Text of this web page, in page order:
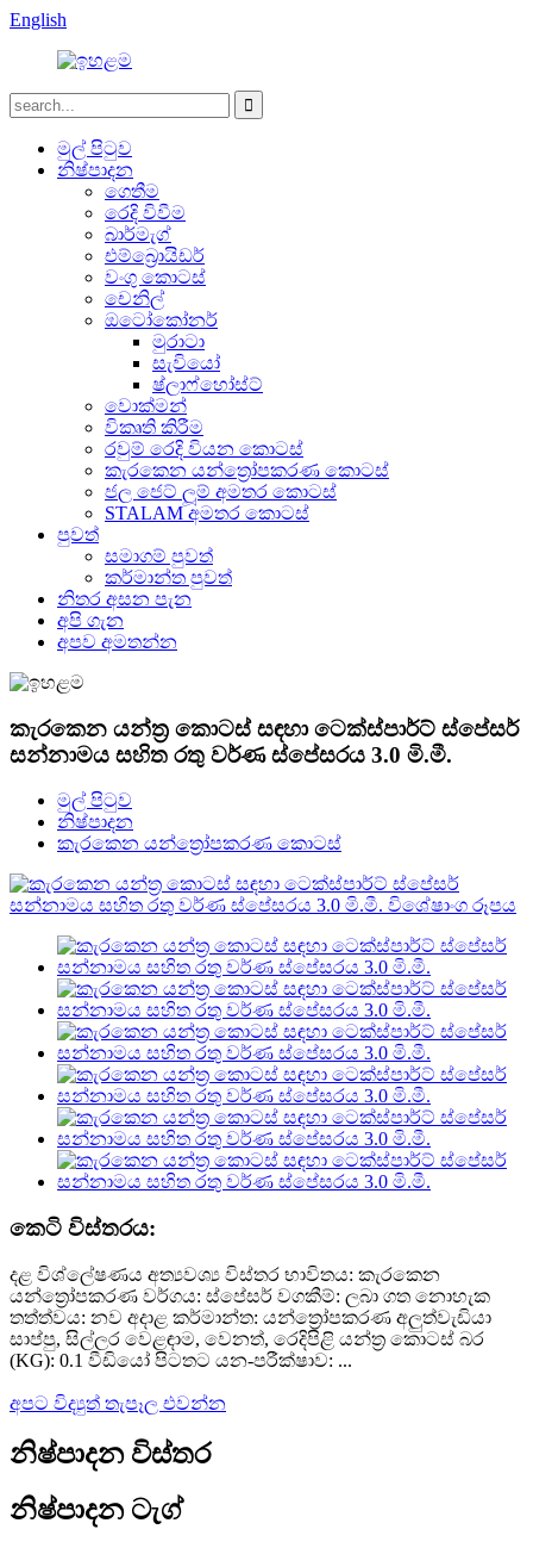
English
මුල් පිටුව
නිෂ්පාදන
ගෙතීම
රෙදි විවීම
බාර්මැග්
එම්බ්‍රොයිඩර්
වංගු කොටස්
චෙනිල්
ඔටෝකෝනර්
මුරාටා
සැවියෝ
ෂ්ලාෆ්හෝස්ට්
වොක්මන්
විකෘති කිරීම
රවුම් රෙදි වියන කොටස්
කැරකෙන යන්ත්‍රෝපකරණ කොටස්
ජල ජෙට් ලූම් අමතර කොටස්
STALAM අමතර කොටස්
පුවත්
සමාගම් පුවත්
කර්මාන්ත පුවත්
නිතර අසන පැන
අපි ගැන
අපව අමතන්න
කැරකෙන යන්ත්‍ර කොටස් සඳහා ටෙක්ස්පාර්ට් ස්පේසර්
සන්නාමය සහිත රතු වර්ණ ස්පේසරය 3.0 මි.මී.
මුල් පිටුව
නිෂ්පාදන
කැරකෙන යන්ත්‍රෝපකරණ කොටස්
කෙටි විස්තරය:
දළ විශ්ලේෂණය අත්‍යවශ්‍ය විස්තර භාවිතය: කැරකෙන
යන්ත්‍රෝපකරණ වර්ගය: ස්පේසර් වගකීම්: ලබා ගත නොහැක
තත්ත්වය: නව අදාළ කර්මාන්ත: යන්ත්‍රෝපකරණ අලුත්වැඩියා
සාප්පු, සිල්ලර වෙළඳාම, වෙනත්, රෙදිපිළි යන්ත්‍ර කොටස් බර
(KG): 0.1 වීඩියෝ පිටතට යන-පරීක්ෂාව: ...
අපට විද්‍යුත් තැපෑල එවන්න
නිෂ්පාදන විස්තර
නිෂ්පාදන ටැග්